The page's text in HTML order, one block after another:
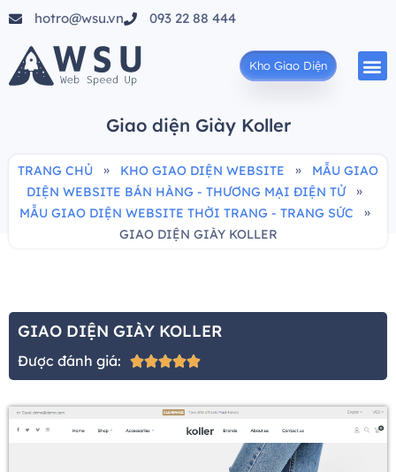
hotro@wsu.vn 093 22 88 444
Kho Giao Diện
Giao diện Giày Koller
TRANG CHỦ » KHO GIAO DIỆN WEBSITE »
MẪU GIAO
DIỆN WEBSITE BÁN HÀNG - THƯƠNG MẠI ĐIỆN TỬ
»
MẪU GIAO DIỆN WEBSITE THỜI TRANG - TRANG SỨC
»
GIAO DIỆN GIÀY KOLLER
GIAO DIỆN GIÀY KOLLER
Được đánh giá: 